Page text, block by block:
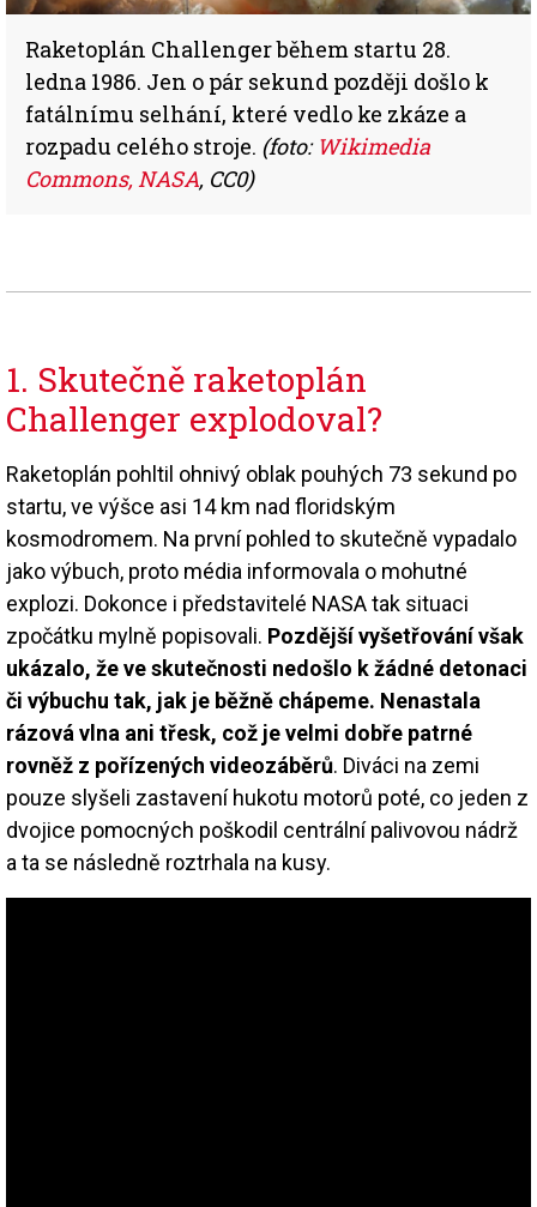
Raketoplán Challenger během startu 28.
ledna 1986. Jen o pár sekund později došlo k
fatálnímu selhání, které vedlo ke zkáze a
rozpadu celého stroje. (foto: Wikimedia
Commons, NASA, CC0)
1. Skutečně raketoplán
Challenger explodoval?
Raketoplán pohltil ohnivý oblak pouhých 73 sekund po
startu, ve výšce asi 14 km nad floridským
kosmodromem. Na první pohled to skutečně vypadalo
jako výbuch, proto média informovala o mohutné
explozi. Dokonce i představitelé NASA tak situaci
zpočátku mylně popisovali. Pozdější vyšetřování však
ukázalo, že ve skutečnosti nedošlo k žádné detonaci
či výbuchu tak, jak je běžně chápeme. Nenastala
rázová vlna ani třesk, což je velmi dobře patrné
rovněž z pořízených videozáběrů. Diváci na zemi
pouze slyšeli zastavení hukotu motorů poté, co jeden z
dvojice pomocných poškodil centrální palivovou nádrž
a ta se následně roztrhala na kusy.